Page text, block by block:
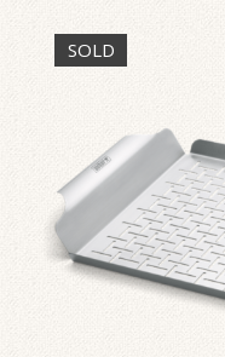
SOLD